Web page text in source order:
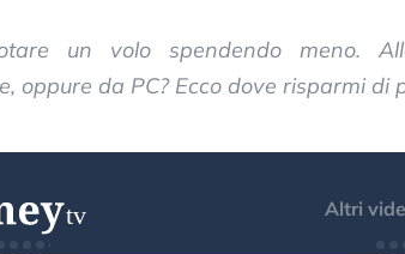
un volo spendendo meno.
oppure da PC? Ecco dove risparmi di
Altri